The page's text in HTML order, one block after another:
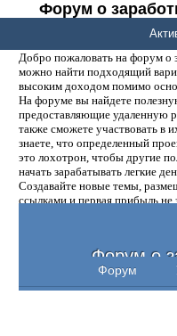
Форум о
Добро пожаловать на форум о
можно найти подходящий
высоким доходом помимо
На форуме вы найдете
предоставляющие удаленную
также сможете участвовать в
знаете, что определенный
это лохотрон, чтобы другие
начать зарабатывать легкие
Создавайте новые темы,
ссылками и первая прибыль не
Форум о
Форум